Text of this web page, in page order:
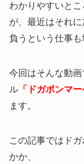
わかりやすいと
が、最近はそれ
負うという仕事も
今回はそんな動画
ル「ドガポンマー
ます。
この記事ではド
かか、